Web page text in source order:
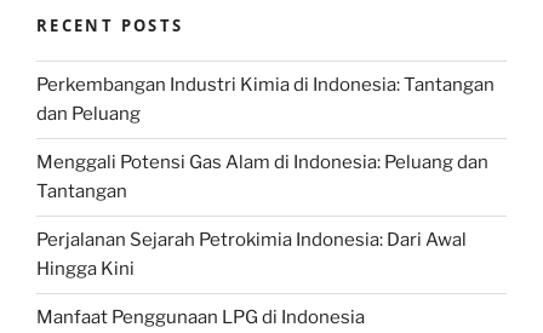
RECENT POSTS
Perkembangan Industri Kimia di Indonesia: Tantangan
dan Peluang
Menggali Potensi Gas Alam di Indonesia: Peluang dan
Tantangan
Perjalanan Sejarah Petrokimia Indonesia: Dari Awal
Hingga Kini
Manfaat Penggunaan LPG di Indonesia